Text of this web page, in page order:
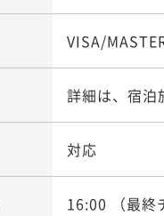
VISA/
詳細は、宿泊
対応
16:00 （最